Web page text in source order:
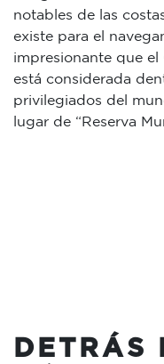
notables de las
existe para el
impresionante que el
está considerada
privilegiados del
lugar de “Reserva
DETRÁS